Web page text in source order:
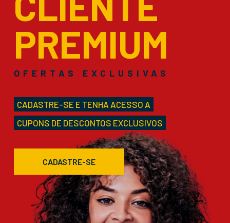
PREMIUM
OFERTAS EXCLUSIVAS
CADASTRE-SE E TENHA ACESSO A
CUPONS DE DESCONTOS EXCLUSIVOS
CADASTRE-SE